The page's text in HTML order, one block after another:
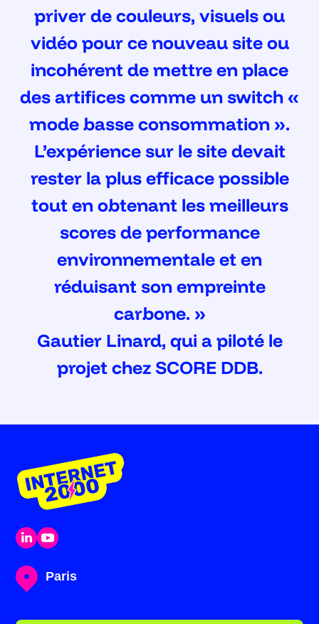
priver de couleurs, visuels ou
vidéo pour ce nouveau site ou
incohérent de mettre en place
des artifices comme un switch «
mode basse consommation ».
L’expérience sur le site devait
rester la plus efficace possible
tout en obtenant les meilleurs
scores de performance
environnementale et en
réduisant son empreinte
carbone. »
Gautier Linard, qui a piloté le
projet chez SCORE DDB.
Paris